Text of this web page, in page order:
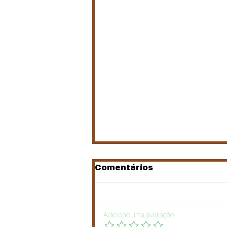
Jesus é o Messias
Comentários
Adicione uma avaliação